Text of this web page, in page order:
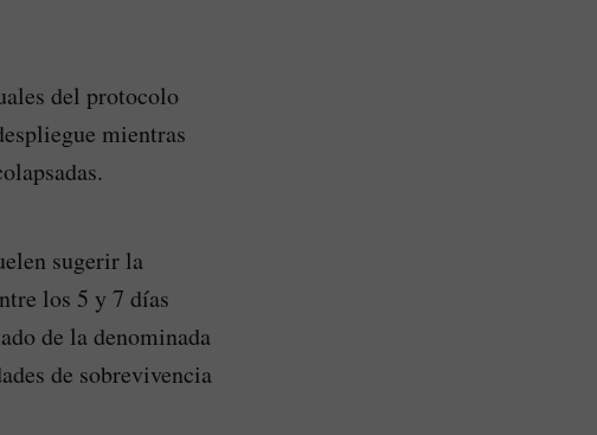
del protocolo
mientras
sugerir la
los 5 y 7 días
de la denominada
de sobrevivencia